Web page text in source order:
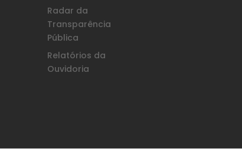
Radar da
Transparência
Pública
Relatórios da
Ouvidoria